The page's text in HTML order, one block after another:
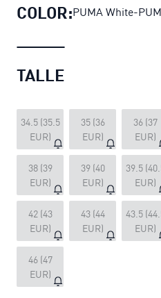
COLOR:PUMA White-
TALLE
34.5 (35.5
EUR)
35 (36
EUR)
36 (37
EUR)
38 (39
EUR)
39 (40
EUR)
39.5
EUR)
42 (43
EUR)
43 (44
EUR)
43.5
EUR)
46 (47
EUR)